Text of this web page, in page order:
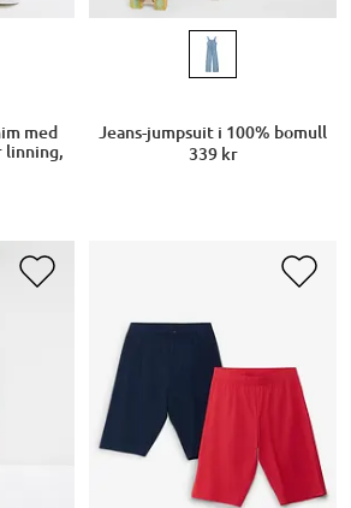
med
linning,
Jeans-jumpsuit i 100% bomull
339 kr